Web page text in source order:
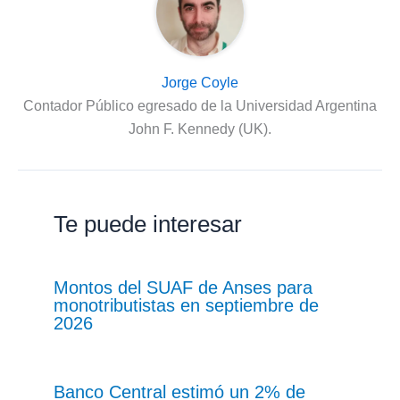
Jorge Coyle
Contador Público egresado de la Universidad Argentina
John F. Kennedy (UK).
Te puede interesar
Montos del SUAF de Anses para
monotributistas en septiembre de
2026
Banco Central estimó un 2% de